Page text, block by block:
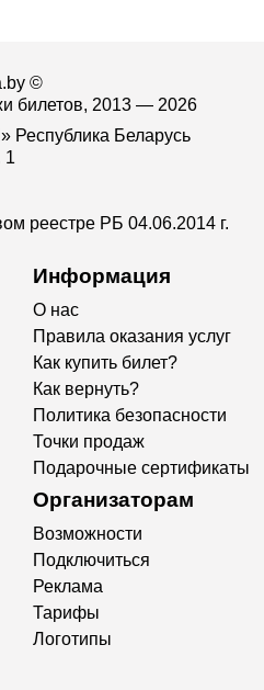
©
билетов, 2013 — 2026
Беларусь
1
реестре РБ 04.06.2014 г.
Информация
О нас
Правила оказания услуг
Как купить билет?
Как вернуть?
Политика безопасности
Точки продаж
Подарочные сертификаты
Организаторам
Возможности
Подключиться
Реклама
Тарифы
Логотипы